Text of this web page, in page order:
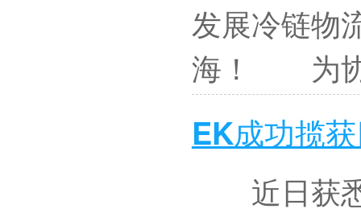
发展冷链物
海！ 为
EK成功揽
近日获悉